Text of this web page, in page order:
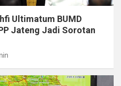
Ultimatum BUMD
Jateng Jadi Sorotan